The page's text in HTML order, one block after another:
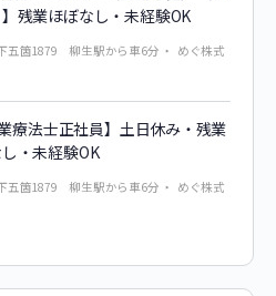
残業ほぼなし・未経験OK
五箇1879 柳生駅から車6分
めぐ株式
療法士正社員】土日休み・残業
・未経験OK
五箇1879 柳生駅から車6分
めぐ株式